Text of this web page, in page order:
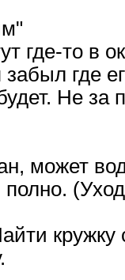
где-то в
где
Не за
может
кружку